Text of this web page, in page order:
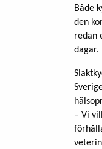
Både
den
redan
dagar.
– Vi